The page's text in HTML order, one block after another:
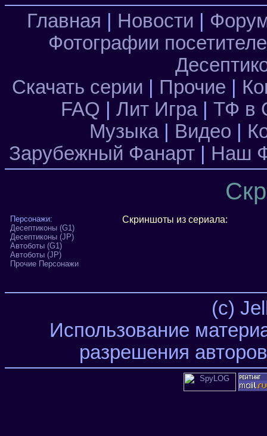
Главная Новости
Фотографии
Скачать серии
Прочие
FAQ
Лит Игра| ТФ в
Музыка| Видео
Зарубежный Фанарт
Наш
Персонажи:
Десептиконы (G1)
Десептиконы (JP)
Автоботы (G1)
Автоботы (JP)
Прочие Персонажи
Скриншоты из сериала:
(c)
Использование
разрешения